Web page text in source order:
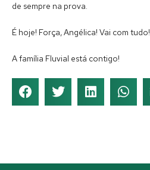
de sempre na prova.
É hoje! Força, Angélica! Vai com tudo!
A família Fluvial está contigo!